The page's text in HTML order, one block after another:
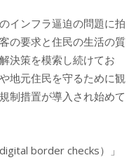
インフラ逼迫の問題に拍
の要求と住民の生活の質
決策を模索し続けてお
地元住民を守るために観
制措置が導入され始めて
border checks）」